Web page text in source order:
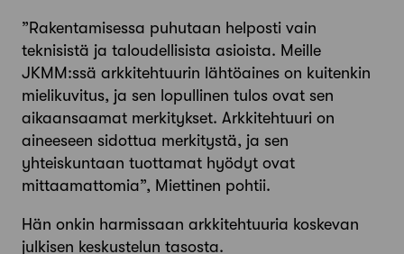
”Rakentamisessa puhutaan helposti vain
teknisistä ja taloudellisista asioista. Meille
JKMM:ssä arkkitehtuurin lähtöaines on kuitenkin
mielikuvitus, ja sen lopullinen tulos ovat sen
aikaansaamat merkitykset. Arkkitehtuuri on
aineeseen sidottua merkitystä, ja sen
yhteiskuntaan tuottamat hyödyt ovat
mittaamattomia”, Miettinen pohtii.
Hän onkin harmissaan arkkitehtuuria koskevan
julkisen keskustelun tasosta.